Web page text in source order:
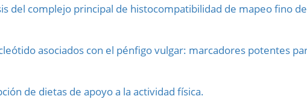
del complejo principal de histocompatibilidad de mapeo fino
asociados con el pénfigo vulgar: marcadores potentes
de dietas de apoyo a la actividad física.